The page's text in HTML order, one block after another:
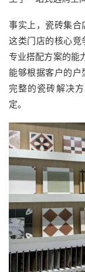
事实上，瓷砖集合
这类门店的核心竞
专业搭配方案的能
能够根据客户的
完整的瓷砖解决
定。